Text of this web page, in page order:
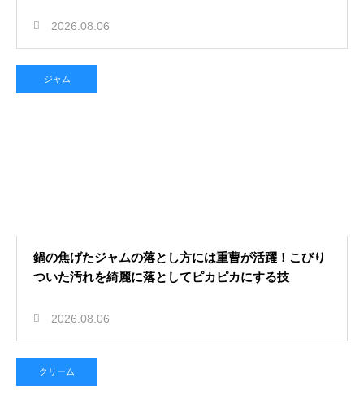
2026.08.06
ジャム
鍋の焦げたジャムの落とし方には重曹が活躍！こびり
ついた汚れを綺麗に落としてピカピカにする技
2026.08.06
クリーム